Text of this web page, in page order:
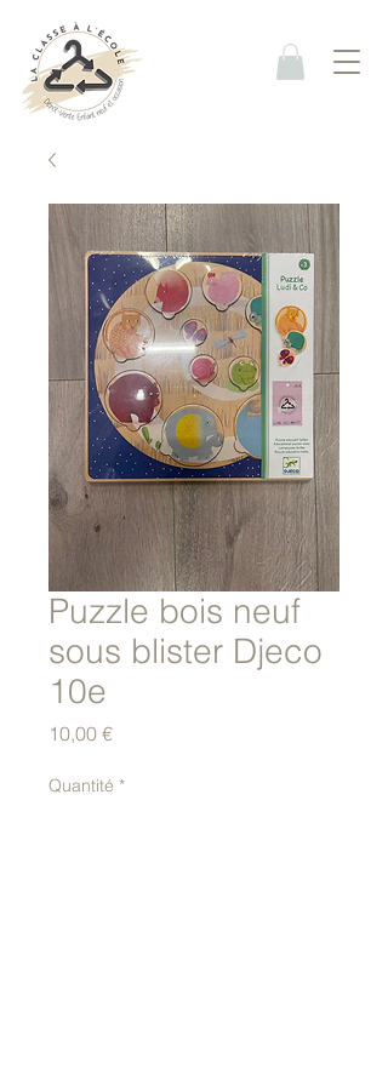
Puzzle bois neuf
sous blister Djeco
10e
10,00 €Prix
Quantité *